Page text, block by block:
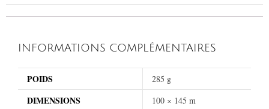
INFORMATIONS COMPLÉMENTAIRES
POIDS 285 g
DIMENSIONS 100 × 145 m